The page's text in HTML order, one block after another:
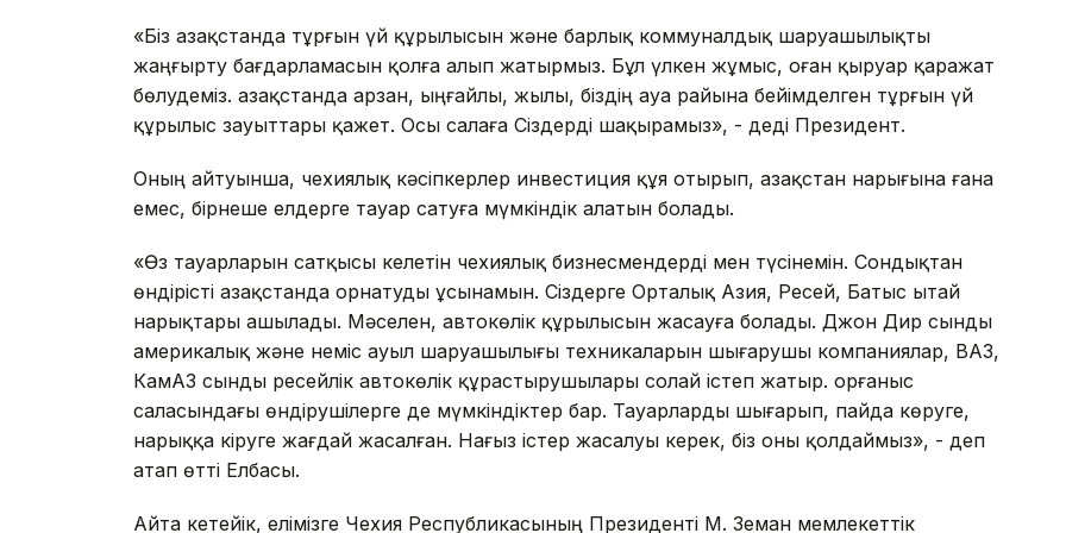
«Бiз Қазақстанда тұрғын үй құрылысын және барлық коммуналдық шаруашылықты
жаңғырту бағдарламасын қолға алып жатырмыз. Бұл үлкен жұмыс, оған қыруар қаражат
бөлудемiз. Қазақстанда арзан, ыңғайлы, жылы, бiздiң ауа райына бейiмделген тұрғын үй
құрылыс зауыттары қажет. Осы салаға Сiздердi шақырамыз», - дедi Президент.
Оның айтуынша, чехиялық кәсiпкерлер инвестиция құя отырып, Қазақстан нарығына ғана
емес, бiрнеше елдерге тауар сатуға мүмкiндiк алатын болады.
«Өз тауарларын сатқысы келетiн чехиялық бизнесмендердi мен түсiнемiн. Сондықтан
өндiрiстi Қазақстанда орнатуды ұсынамын. Сiздерге Орталық Азия, Ресей, Батыс Қытай
нарықтары ашылады. Мәселен, автокөлiк құрылысын жасауға болады. Джон Дир сынды
америкалық және немiс ауыл шаруашылығы техникаларын шығарушы компаниялар, ВАЗ,
КамАЗ сынды ресейлiк автокөлiк құрастырушылары солай iстеп жатыр. Қорғаныс
саласындағы өндiрушiлерге де мүмкiндiктер бар. Тауарларды шығарып, пайда көруге,
нарыққа кiруге жағдай жасалған. Нағыз iстер жасалуы керек, бiз оны қолдаймыз», - деп
атап өттi Елбасы.
Айта кетейiк, елiмiзге Чехия Республикасының Президенті М. Земан мемлекеттiк